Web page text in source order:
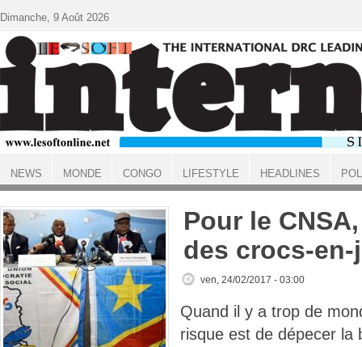
ACCUEIL
Pour le
des crocs-en-
ven, 24/02/2017 - 03:00
Quand il y a trop de
risque est de dépecer la
Dimanche, 9 Août 2026
NEWS MONDE CONGO LIFESTYLE HEADLINES